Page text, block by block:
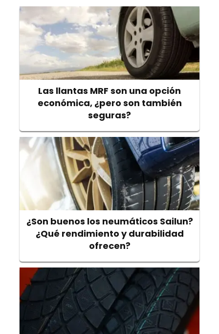
Las llantas MRF son una opción
económica, ¿pero son también
seguras?
¿Son buenos los neumáticos Sailun?
¿Qué rendimiento y durabilidad
ofrecen?